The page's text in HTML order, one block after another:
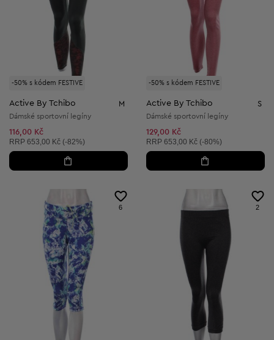
-50% s kódem FESTIVE
Active By Tchibo M
Dámské sportovní legíny
116,00 Kč
Doporučená cena:
RRP 653,00 Kč (-82%)
-50% s kódem FESTIVE
Active By Tchibo S
Dámské sportovní legíny
129,00 Kč
Doporučená cena:
RRP 653,00 Kč (-80%)
6 2